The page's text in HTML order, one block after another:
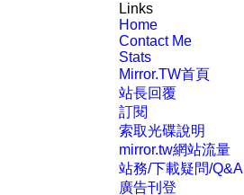
Links
Home
Contact Me
Stats
Mirror.TW首頁
站長回覆
訂閱
索取光碟說明
mirror.tw網站流量
站務/下載疑問/Q&A
廣告刊登